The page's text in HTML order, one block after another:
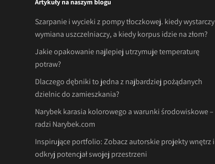
Artykuły na naszym blogu
Szarpanie i wycieki z pompy tłoczkowej. kiedy wystarczy
wymiana uszczelniaczy, a kiedy korpus idzie na złom?
Jakie opakowanie najlepiej utrzymuje temperaturę
potraw?
Dlaczego dębniki to jedna z najbardziej pożądanych
dzielnic do zamieszkania?
Narybek karasia kolorowego a warunki środowiskowe –
radzi Narybek.com
Inspirujące portfolio: Zobacz autorskie projekty wnętrz i
odkryj potencjał swojej przestrzeni